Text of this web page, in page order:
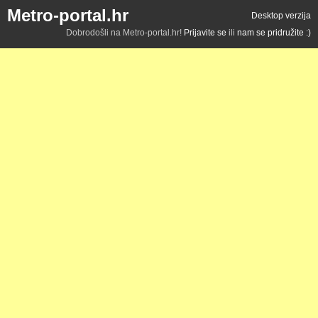
Metro-portal.hr
Desktop verzija
Dobrodošli na Metro-portal.hr! Prijavite se ili nam se pridružite :)